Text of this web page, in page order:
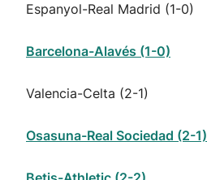
Espanyol-Real Madrid (1-0)
Barcelona-Alavés (1-0)
Valencia-Celta (2-1)
Osasuna-Real Sociedad (2-1)